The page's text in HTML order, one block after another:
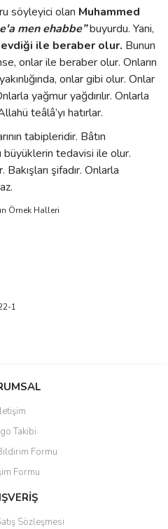
söyleyici olan Muhammed
men ehabbe”buyurdu. Yani,
ile beraber olur. Bunun
onlar ile beraber olur. Onların
onlar gibi olur. Onlar
yağmur yağdırılır. Onlarla
teâlâ’yı hatırlar.
tabipleridir. Bâtın
büyüklerin tedavisi ile olur.
Bakışları şifadır. Onlarla
Örnek Halleri
1
siz yapın!
görüntülenemiyor.
bulunuyor.
pahalı.
Takibi
Formu
Formu
Sözleşmesi